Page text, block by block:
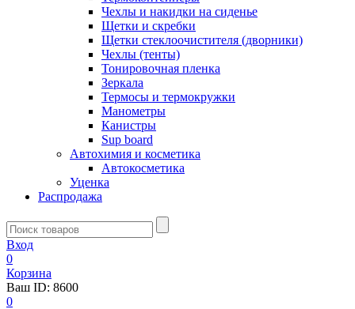
Чехлы и накидки на сиденье
Щетки и скребки
Щетки стеклоочистителя (дворники)
Чехлы (тенты)
Тонировочная пленка
Зеркалa
Термосы и термокружки
Манометры
Канистры
Sup board
Автохимия и косметика
Автокосметика
Уценка
Распродажа
Вход
0
Корзина
Ваш ID: 8600
0